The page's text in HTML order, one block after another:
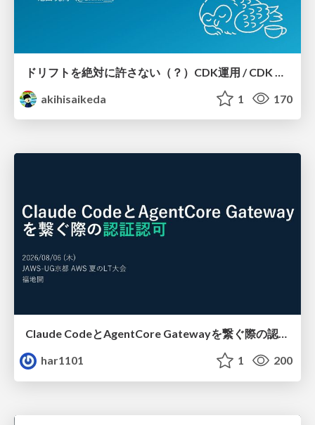
akihisaikeda
1 170
Claude CodeとAgentCore Gatewayを繋ぐ際の認証認可 / Authentication and authorization when connecting Claude Code with AgentCore Gateway
har1101
1 200